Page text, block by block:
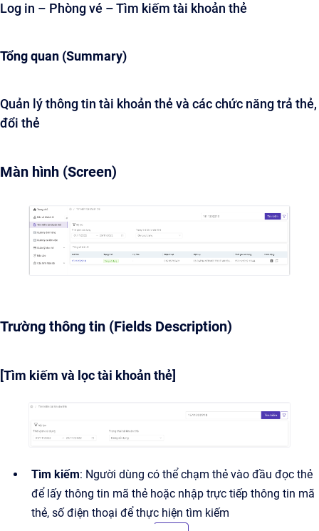
Log in – Phòng vé – Tìm kiếm tài khoản thẻ
Tổng quan (Summary)
Quản lý thông tin tài khoản thẻ và các chức năng trả thẻ,
đổi thẻ
Màn hình (Screen)
Trường thông tin (Fields Description)
[Tìm kiếm và lọc tài khoản thẻ]
Tìm kiếm: Người dùng có thể chạm thẻ vào đầu đọc thẻ
để lấy thông tin mã thẻ hoặc nhập trực tiếp thông tin mã
thẻ, số điện thoại để thực hiện tìm kiếm